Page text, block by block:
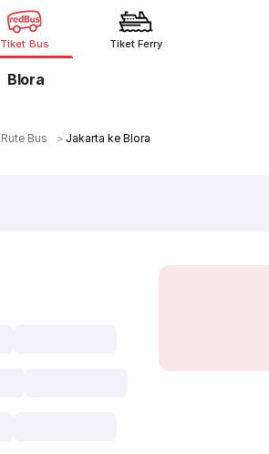
Tiket Bus Tiket Ferry
Blora
Rute Bus ＞ Jakarta ke Blora